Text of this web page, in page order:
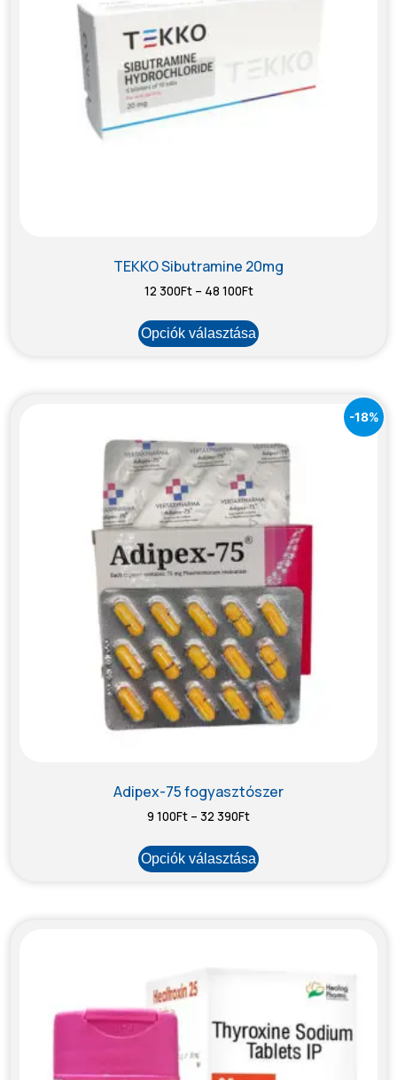
TEKKO Sibutramine 20mg
12 300Ft – 48 100Ft
Opciók választása
-18%
Adipex-75 fogyasztószer
9 100Ft – 32 390Ft
Opciók választása